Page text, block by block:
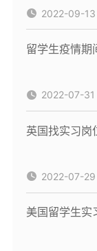
2022-09-13
留学生疫情期
2022-07-31
英国找实习岗
2022-07-29
美国留学生实